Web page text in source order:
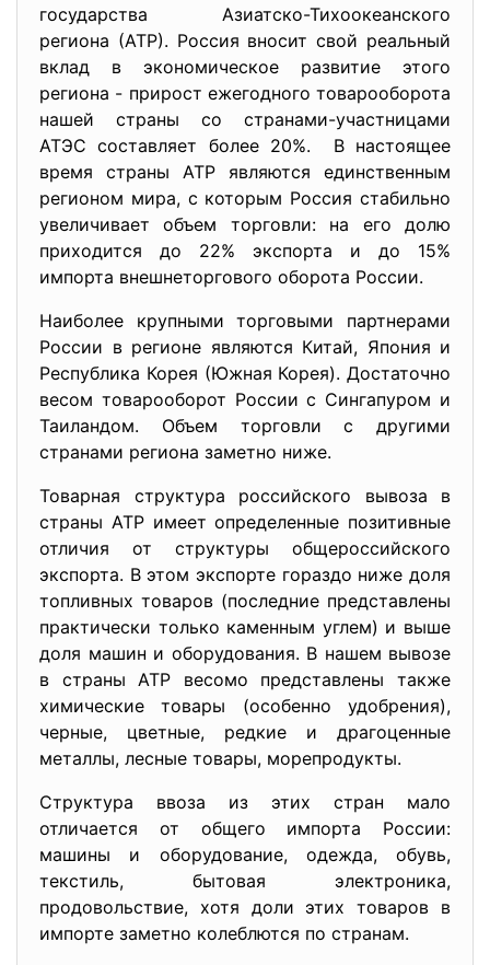
государства Азиатско-Тихоокеанского
региона (АТР). Россия вносит свой реальный
вклад в экономическое развитие этого
региона - прирост ежегодного товарооборота
нашей страны со странами-участницами
АТЭС составляет более 20%. В настоящее
время страны АТР являются единственным
регионом мира, с которым Россия стабильно
увеличивает объем торговли: на его долю
приходится до 22% экспорта и до 15%
импорта внешнеторгового оборота России.
Наиболее крупными торговыми партнерами
России в регионе являются Китай, Япония и
Республика Корея (Южная Корея). Достаточно
весом товарооборот России с Сингапуром и
Таиландом. Объем торговли с другими
странами региона заметно ниже.
Товарная структура российского вывоза в
страны АТР имеет определенные позитивные
отличия от структуры общероссийского
экспорта. В этом экспорте гораздо ниже доля
топливных товаров (последние представлены
практически только каменным углем) и выше
доля машин и оборудования. В нашем вывозе
в страны АТР весомо представлены также
химические товары (особенно удобрения),
черные, цветные, редкие и драгоценные
металлы, лесные товары, морепродукты.
Структура ввоза из этих стран мало
отличается от общего импорта России:
машины и оборудование, одежда, обувь,
текстиль, бытовая электроника,
продовольствие, хотя доли этих товаров в
импорте заметно колеблются по странам.